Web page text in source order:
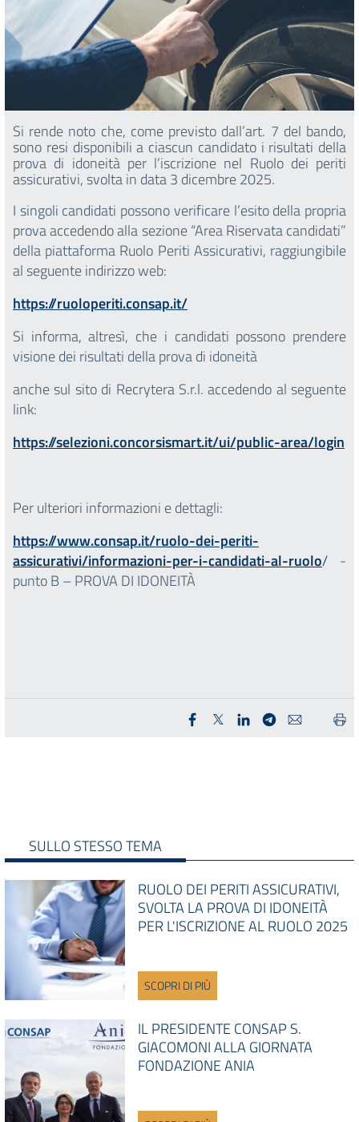
Si rende noto che, come previsto dall’art. 7 del bando,
sono resi disponibili a ciascun candidato i risultati della
prova di idoneità per l’iscrizione nel Ruolo dei periti
assicurativi, svolta in data 3 dicembre 2025.
I singoli candidati possono verificare l’esito della propria
prova accedendo alla sezione “Area Riservata candidati”
della piattaforma Ruolo Periti Assicurativi, raggiungibile
al seguente indirizzo web:
https://ruoloperiti.consap.it/
Si informa, altresì, che i candidati possono prendere
visione dei risultati della prova di idoneità
anche sul sito di Recrytera S.r.l. accedendo al seguente
link:
https://selezioni.concorsismart.it/ui/public-area/login
Per ulteriori informazioni e dettagli:
https://www.consap.it/ruolo-dei-periti-
assicurativi/informazioni-per-i-candidati-al-ruolo/ -
punto B – PROVA DI IDONEITÀ
SULLO STESSO TEMA
RUOLO DEI PERITI ASSICURATIVI,
SVOLTA LA PROVA DI IDONEITÀ
PER L'ISCRIZIONE AL RUOLO 2025
SCOPRI DI PIÙ
IL PRESIDENTE CONSAP S.
GIACOMONI ALLA GIORNATA
FONDAZIONE ANIA